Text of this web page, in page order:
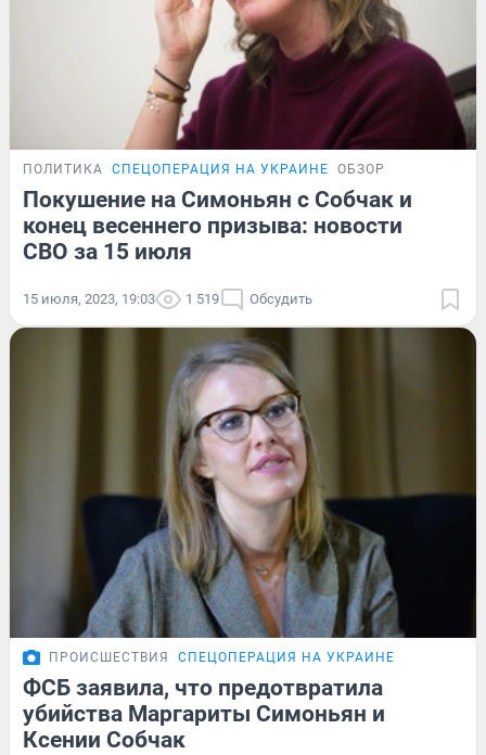
ПОЛИТИКА СПЕЦОПЕРАЦИЯ НА УКРАИНЕ ОБЗОР
Покушение на Симоньян с Собчак и
конец весеннего призыва: новости
СВО за 15 июля
15 июля, 2023, 19:03 1 519 Обсудить
ПРОИСШЕСТВИЯ СПЕЦОПЕРАЦИЯ НА УКРАИНЕ
ФСБ заявила, что предотвратила
убийства Маргариты Симоньян и
Ксении Собчак